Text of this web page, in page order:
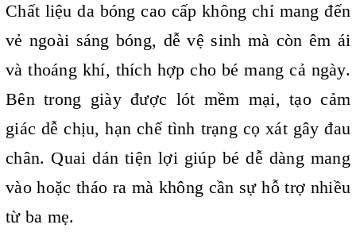
Chất liệu da bóng cao cấp không chỉ mang đến
vẻ ngoài sáng bóng, dễ vệ sinh mà còn êm ái
và thoáng khí, thích hợp cho bé mang cả ngày.
Bên trong giày được lót mềm mại, tạo cảm
giác dễ chịu, hạn chế tình trạng cọ xát gây đau
chân. Quai dán tiện lợi giúp bé dễ dàng mang
vào hoặc tháo ra mà không cần sự hỗ trợ nhiều
từ ba mẹ.